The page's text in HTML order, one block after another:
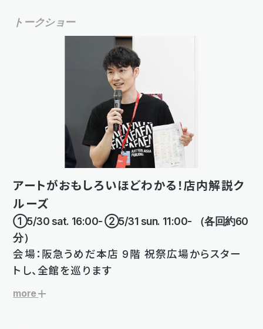
トークショー
アートがおもしろいほどわかる！店内解説ク
ルーズ
①5/30 sat. 16:00- ②5/31 sun. 11:00- （各回約60
分）
会場：阪急うめだ本店 9階 祝祭広場からスター
トし、全館を巡ります
more